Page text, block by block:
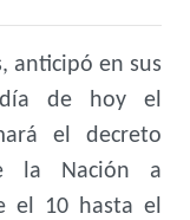
anticipó en sus
de hoy el
el decreto
la Nación a
el 10 hasta el